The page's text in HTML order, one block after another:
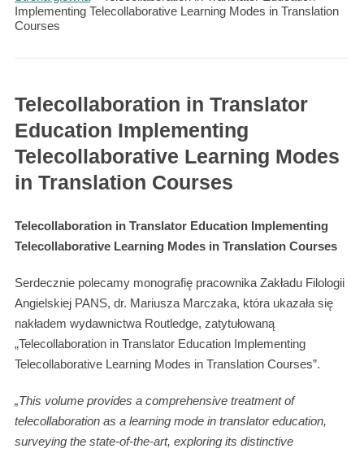
Implementing Telecollaborative Learning Modes in Translation
Courses
Telecollaboration in Translator
Education Implementing
Telecollaborative Learning Modes
in Translation Courses
Telecollaboration in Translator Education Implementing
Telecollaborative Learning Modes in Translation Courses
Serdecznie polecamy monografię pracownika Zakładu Filologii
Angielskiej PANS, dr. Mariusza Marczaka, która ukazała się
nakładem wydawnictwa Routledge, zatytułowaną
„Telecollaboration in Translator Education Implementing
Telecollaborative Learning Modes in Translation Courses”.
„This volume provides a comprehensive treatment of
telecollaboration as a learning mode in translator education,
surveying the state-of-the-art, exploring its distinctive